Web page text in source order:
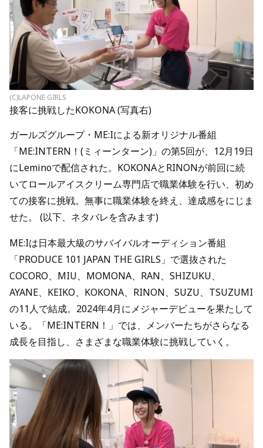
(C)LAPONE GIRLS
接客に挑戦したKOKONA (写真右)
ガールズグループ・ME:Iによる新オリジナル番組
「ME:INTERN！(ミィーンターン)」の第5回が、12月19日
にLeminoで配信された。KOKONAとRINONが前回に続
いてロールアイスクリーム専門店で職業体験を行い、初め
ての接客に挑戦。無事に職業体験を終え、達成感をにじま
せた。 (以下、ネタバレを含みます)
ME:Iは日本最大級のサバイバルオーディション番組
「PRODUCE 101 JAPAN THE GIRLS」で選抜された
COCORO、MIU、MOMONA、RAN、SHIZUKU、
AYANE、KEIKO、KOKONA、RINON、SUZU、TSUZUMI
の11人で結成。2024年4月にメジャーデビューを果たして
いる。「ME:INTERN！」では、メンバーたちがさらなる
成長を目指し、さまざまな職業体験に挑戦していく。